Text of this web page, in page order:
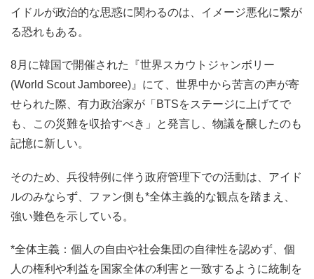
イドルが政治的な思惑に関わるのは、イメージ悪化に繋が
る恐れもある。
8月に韓国で開催された『世界スカウトジャンボリー
(World Scout Jamboree)』にて、世界中から苦言の声が寄
せられた際、有力政治家が「BTSをステージに上げてで
も、この災難を収拾すべき」と発言し、物議を醸したのも
記憶に新しい。
そのため、兵役特例に伴う政府管理下での活動は、アイド
ルのみならず、ファン側も*全体主義的な観点を踏まえ、
強い難色を示している。
*全体主義：個人の自由や社会集団の自律性を認めず、個
人の権利や利益を国家全体の利害と一致するように統制を